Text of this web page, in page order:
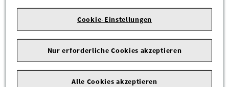
70723 Stuttgart |Tel: +49711170 |E-Mail:
dialog.mb@mercedes-benz.com|Webseite:
https://www.mercedes-benz.com
Ist die nächste große Reise schon geplant? Dann findet der
Reisepass im Mercedes-Benz Reisepassetui, das sich auch als
Geldbörse nutzen lässt, seinen Platz. Auch optisch müssen
Cookie-Einstellungen
Nur erforderliche Cookies akzeptieren
Alle Cookies akzeptieren